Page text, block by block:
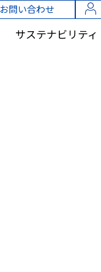
お問い合わせ
サステナビリティ